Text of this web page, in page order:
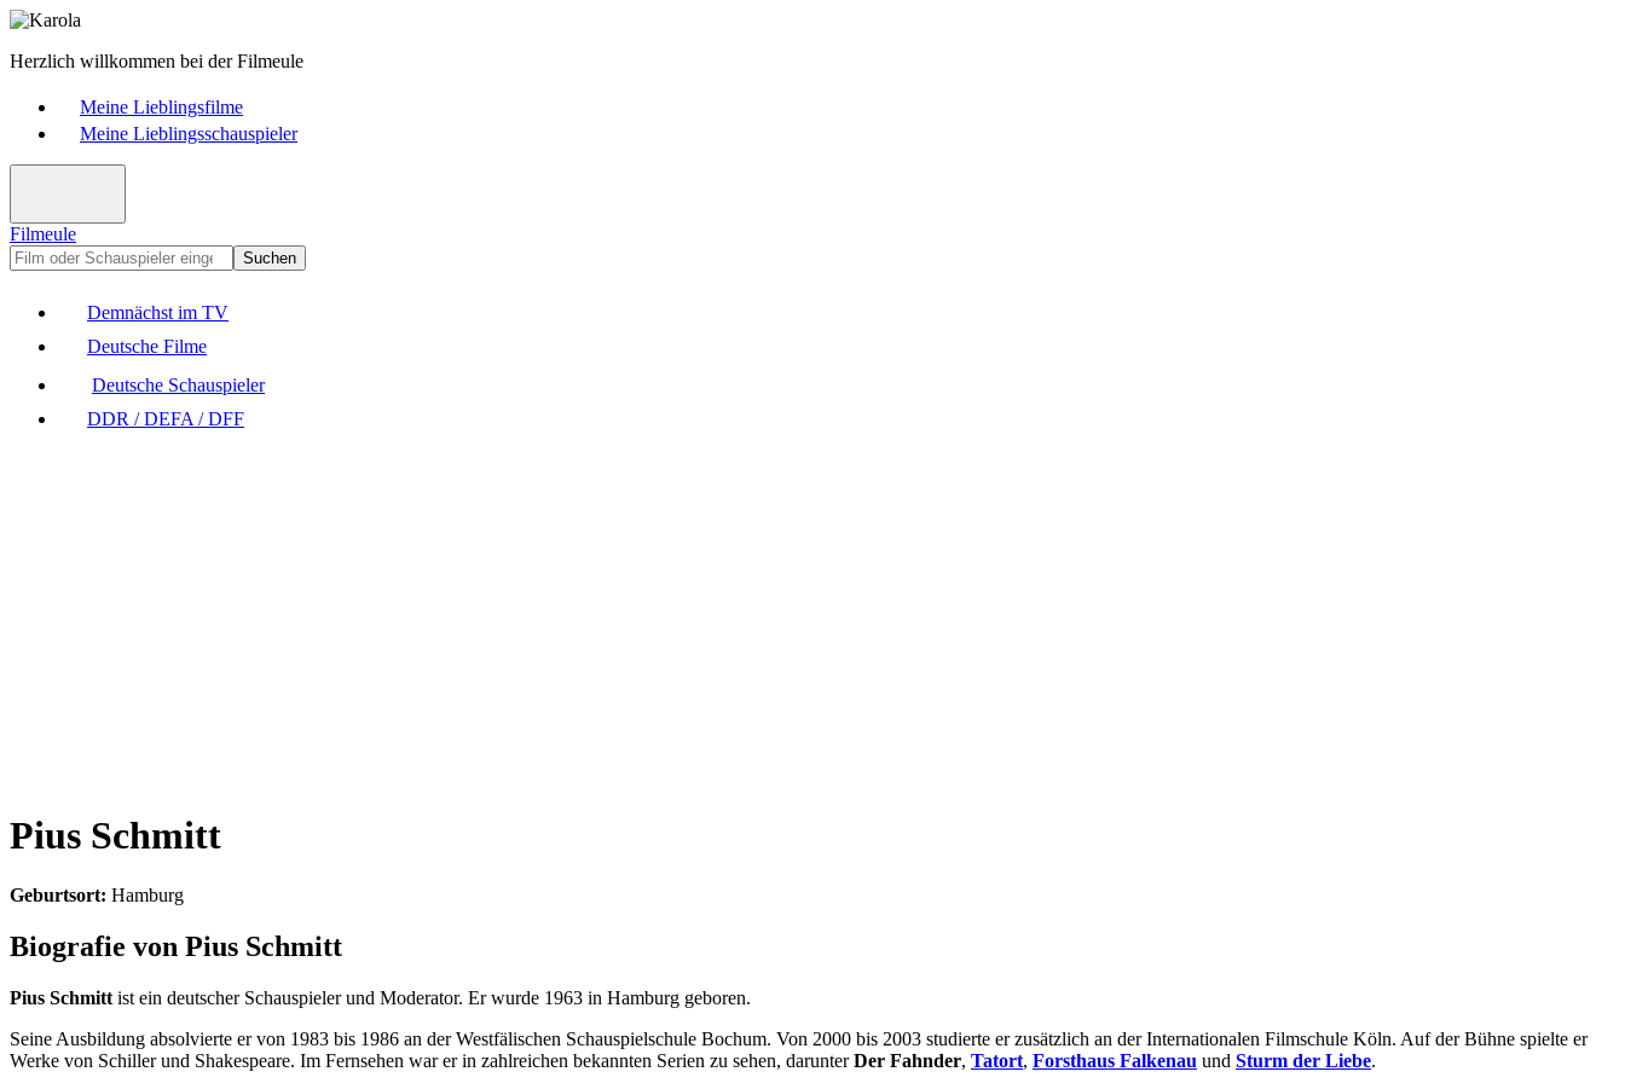
Herzlich willkommen bei der Filmeule
Meine Lieblingsfilme
Meine Lieblingsschauspieler
Filmeule
Suchen
Demnächst im TV
Deutsche Filme
Deutsche Schauspieler
DDR / DEFA / DFF
Pius Schmitt
Geburtsort: Hamburg
Biografie von Pius Schmitt
Pius Schmitt ist ein deutscher Schauspieler und Moderator. Er wurde 1963 in Hamburg geboren.
Seine Ausbildung absolvierte er von 1983 bis 1986 an der Westfälischen Schauspielschule Bochum. Von 2000 bis 2003 studierte er zusätzlich an der Internationalen Filmschule Köln. Auf der Bühne spielte er
Werke von Schiller und Shakespeare. Im Fernsehen war er in zahlreichen bekannten Serien zu sehen, darunterDer Fahnder, Tatort, Forsthaus Falkenau und Sturm der Liebe.